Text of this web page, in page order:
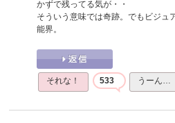
かずで残ってる気が・・
そういう意味では奇跡。でもビジュ
能界。
それな！ 533 うーん…